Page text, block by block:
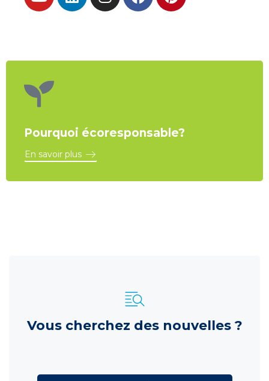
Pourquoi écoresponsable?
En savoir plus
Vous cherchez des nouvelles ?